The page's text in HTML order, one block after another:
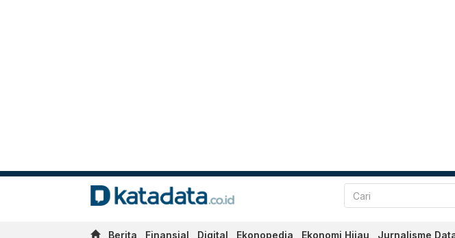
Berita Finansial Digital Ekonopedia Ekonomi Hijau Jurnalisme